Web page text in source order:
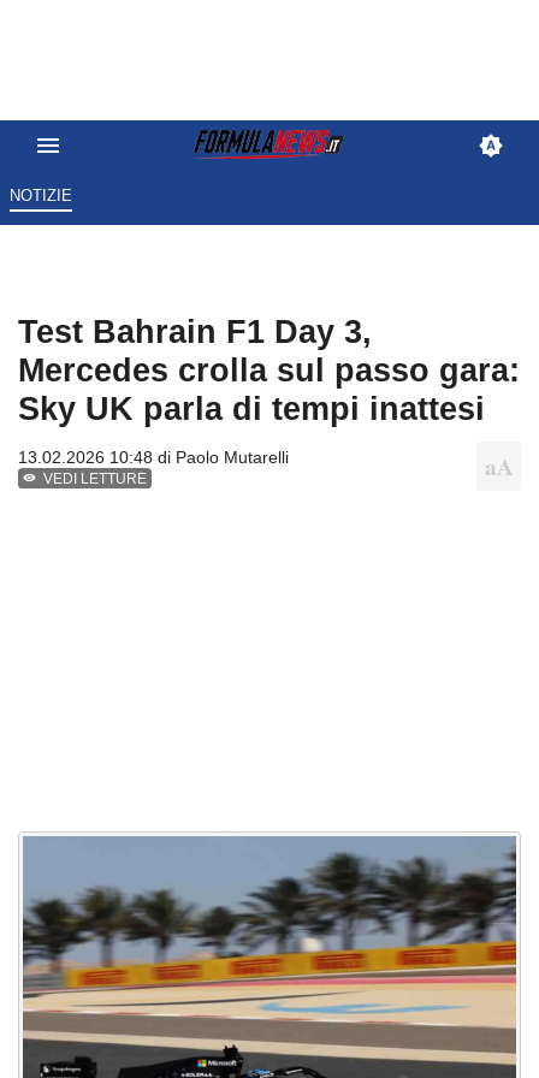
NOTIZIE
Test Bahrain F1 Day 3,
Mercedes crolla sul passo gara:
Sky UK parla di tempi inattesi
13.02.2026 10:48 di Paolo Mutarelli
VEDI LETTURE